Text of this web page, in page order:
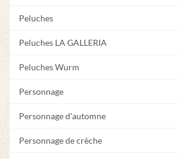
Peluches
Peluches LA GALLERIA
Peluches Wurm
Personnage
Personnage d'automne
Personnage de crèche